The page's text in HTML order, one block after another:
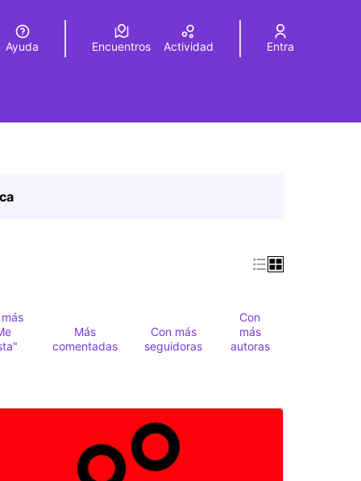
Elegir el idioma Choose language
Ayuda Encuentros Actividad Entra
Más
comentadas
Con más
seguidoras
Con
más
autoras